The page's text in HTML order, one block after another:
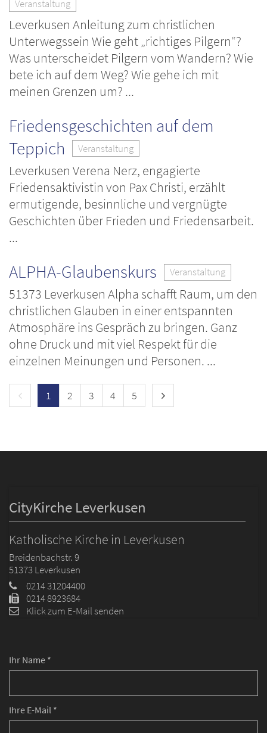
Veranstaltung
Leverkusen Anleitung zum christlichen
Unterwegssein Wie geht „richtiges Pilgern“?
Was unterscheidet Pilgern vom Wandern? Wie
bete ich auf dem Weg? Wie gehe ich mit
meinen Grenzen um? ...
Friedensgeschichten auf dem
Teppich
Veranstaltung
Leverkusen Verena Nerz, engagierte
Friedensaktivistin von Pax Christi, erzählt
ermutigende, besinnliche und vergnügte
Geschichten über Frieden und Friedensarbeit.
...
ALPHA-Glaubenskurs Veranstaltung
51373 Leverkusen Alpha schafft Raum, um den
christlichen Glauben in einer entspannten
Atmosphäre ins Gespräch zu bringen. Ganz
ohne Druck und mit viel Respekt für die
einzelnen Meinungen und Personen. ...
Vorherige Seite
1 2 3 4 5 Nächste Seite
Ihr Name *
Ihre E-Mail *
CityKirche Leverkusen
Katholische Kirche in Leverkusen
Breidenbachstr. 9
51373Leverkusen
0214 31204400
0214 8923684
Klick zum E-Mail senden